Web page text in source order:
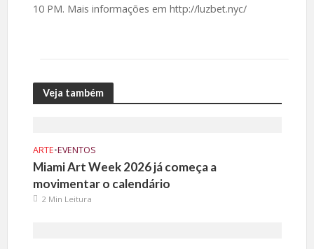
10 PM. Mais informações em http://luzbet.nyc/
Veja também
ARTE•EVENTOS
Miami Art Week 2026 já começa a
movimentar o calendário
2 Min Leitura